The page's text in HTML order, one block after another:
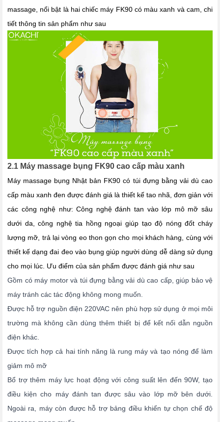
massage, nổi bật là hai chiếc máy FK90 có màu xanh và cam, chi
tiết thông tin sản phẩm như sau
2.1 Máy massage bụng FK90 cao cấp màu xanh
Máy massage bụng Nhật bản FK90 có túi đựng bằng vải dù cao
cấp màu xanh đen được đánh giá là thiết kế tao nhã, đơn giản với
các công nghệ như: Công nghệ đánh tan vào lớp mô mỡ sâu
dưới da, công nghệ tia hồng ngoại giúp tạo độ nóng đốt cháy
lượng mỡ, trả lại vòng eo thon gọn cho mọi khách hàng, cùng với
thiết kế dạng đai đeo vào bụng giúp người dùng dễ dàng sử dụng
cho mọi lúc. Ưu điểm của sản phẩm được đánh giá như sau
Gồm có máy motor và túi đựng bằng vải dù cao cấp, giúp bảo vệ
máy tránh các tác động không mong muốn.
Được hỗ trợ nguồn điện 220VAC nên phù hợp sử dụng ở mọi môi
trường mà không cần dùng thêm thiết bị để kết nối dẫn nguồn
điện khác.
Được tích hợp cả hai tính năng là rung máy và tạo nóng để làm
giảm mô mỡ
Bổ trợ thêm máy lực hoạt động với công suất lên đến 90W, tạo
điều kiện cho máy đánh tan được sâu vào lớp mỡ bên dưới.
Ngoài ra, máy còn được hỗ trợ bảng điều khiển tự chọn chế độ